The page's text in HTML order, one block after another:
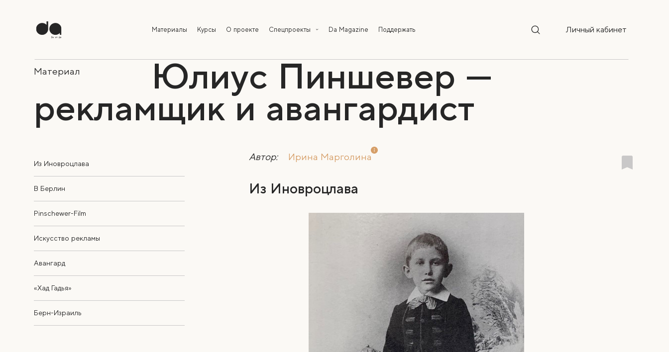
Материалы Курсы О проекте Спецпроекты Da Magazine Поддержать Личный кабинет
Материал
Юлиус Пиншевер —
рекламщик и авангардист
Из Иновроцлава
В Берлин
Pinschewer-Film
Искусство рекламы
Авангард
«Хад Гадья»
Берн-Израиль
Автор: Ирина Марголина
Из Иновроцлава